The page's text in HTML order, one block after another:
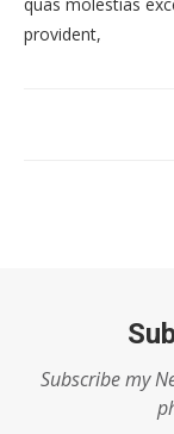
provident,
Subscribe my